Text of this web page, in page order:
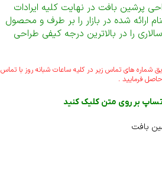
پرشین بافت در نهایت کلیه ایرادات
ارائه شده در بازار را بر طرف و محصول
را در بالاترین درجه کیفی طراحی
شماره های تماس زیر در کلیه ساعات شبانه روز با تماس
فرمایید .
بر روی متن کلیک کنید
بافت